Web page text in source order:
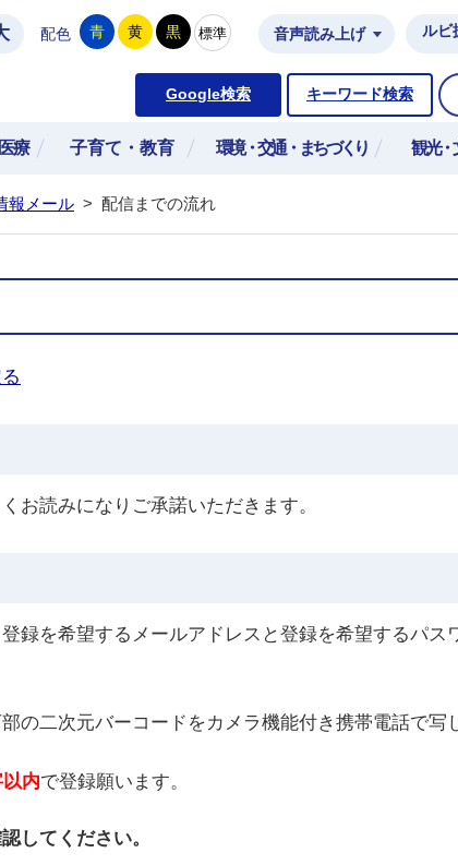
ホームページ
配色 青 黄 黒 標準 音声読み上げ ルビ
Google検索 キーワード検索
療 子育て・教育 環境・交通・まちづくり 観光・
報メール > 配信までの流れ
お読みになりご承諾いただきます。
録を希望するメールアドレスと登録を希望するパ
の二次元バーコードをカメラ機能付き携帯電話で写
内で登録願います。
してください。